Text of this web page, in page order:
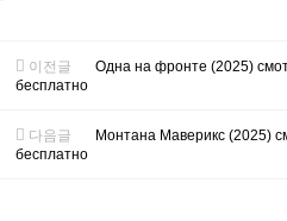
이전글
Одна на фронте (2025)
бесплатно
다음글
Монтана Маверикс (2025)
бесплатно